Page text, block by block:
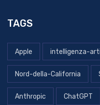
TAGS
Apple intelligenza-
Nord-della-California
Anthropic ChatGPT